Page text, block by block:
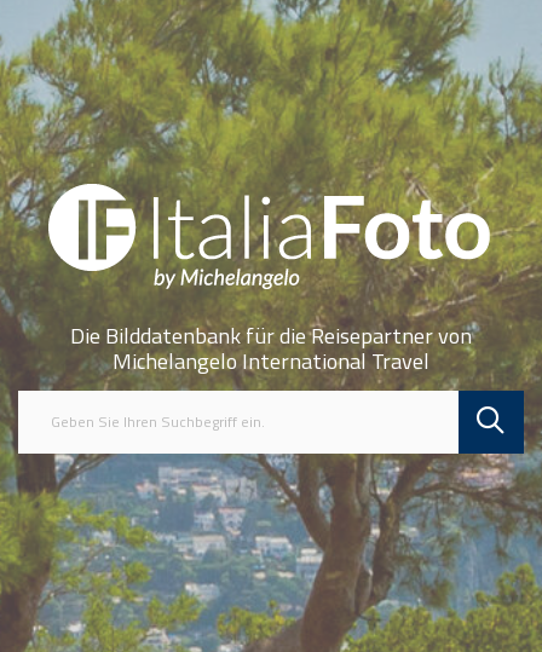
Die Bilddatenbank für die Reisepartner von
Michelangelo International Travel